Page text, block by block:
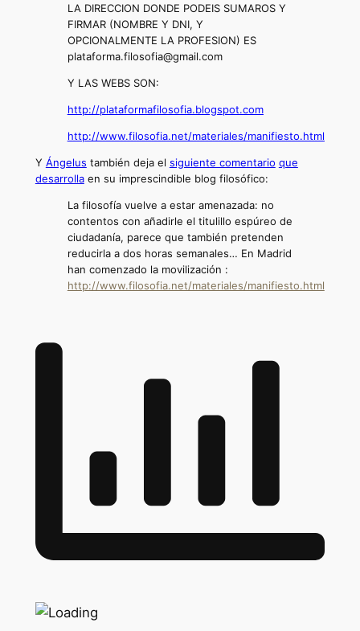
LA DIRECCION DONDE PODEIS SUMAROS Y
FIRMAR (NOMBRE Y DNI, Y
OPCIONALMENTE LA PROFESION) ES
plataforma.filosofia@gmail.com
Y LAS WEBS SON:
http://plataformafilosofia.blogspot.com
http://www.filosofia.net/materiales/manifiesto.html
Y Ángelus también deja el siguiente comentario que
desarrollaen su imprescindible blog filosófico:
La filosofía vuelve a estar amenazada: no
contentos con añadirle el titulillo espúreo de
ciudadanía, parece que también pretenden
reducirla a dos horas semanales… En Madrid
han comenzado la movilización :
http://www.filosofia.net/materiales/manifiesto.html